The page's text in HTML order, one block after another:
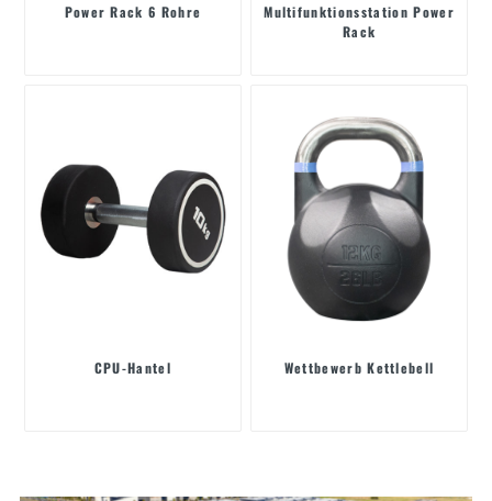
Power Rack 6 Rohre
Multifunktionsstation Power
Rack
CPU-Hantel Wettbewerb Kettlebell